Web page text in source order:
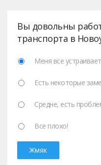
Вы довольны
транспорта в
Меня все
Есть некоторые
Средне, есть
Все плохо!